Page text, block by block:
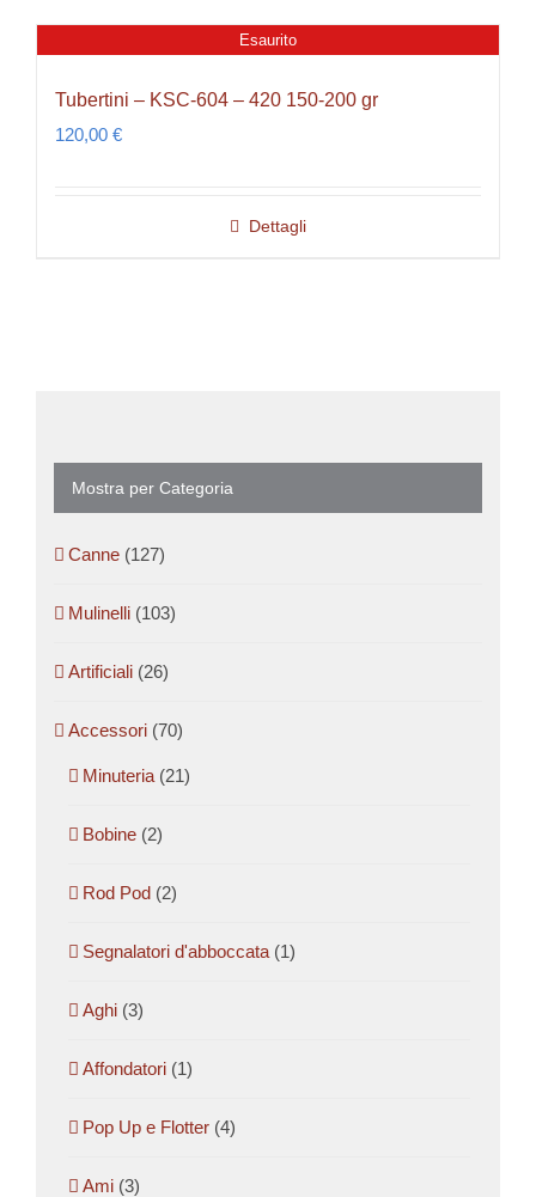
Esaurito
Tubertini – KSC-604 – 420 150-200 gr
120,00 €
Dettagli
Mostra per Categoria
Canne (127)
Mulinelli (103)
Artificiali (26)
Accessori (70)
Minuteria (21)
Bobine (2)
Rod Pod (2)
Segnalatori d'abboccata (1)
Aghi (3)
Affondatori (1)
Pop Up e Flotter (4)
Ami (3)